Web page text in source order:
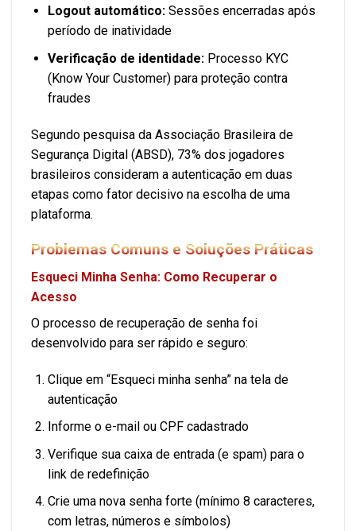
Logout automático:Sessões encerradas após
período de inatividade
Verificação de identidade:Processo KYC
(Know Your Customer) para proteção contra
fraudes
Segundo pesquisa da Associação Brasileira de
Segurança Digital (ABSD), 73% dos jogadores
brasileiros consideram a autenticação em duas
etapas como fator decisivo na escolha de uma
plataforma.
Problemas Comuns e Soluções Práticas
Esqueci Minha Senha: Como Recuperar o
Acesso
O processo de recuperação de senha foi
desenvolvido para ser rápido e seguro:
Clique em “Esqueci minha senha” na tela de
autenticação
Informe o e-mail ou CPF cadastrado
Verifique sua caixa de entrada (e spam) para o
link de redefinição
Crie uma nova senha forte (mínimo 8 caracteres,
com letras, números e símbolos)